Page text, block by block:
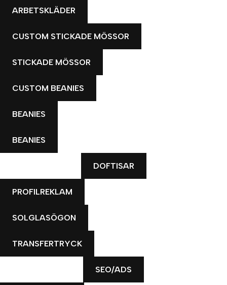
ARBETSKLÄDER
CUSTOM STICKADE MÖSSOR
STICKADE MÖSSOR
CUSTOM BEANIES
BEANIES
BEANIES
DOFTISAR
PROFILREKLAM
SOLGLASÖGON
TRANSFERTRYCK
SEO/ADS